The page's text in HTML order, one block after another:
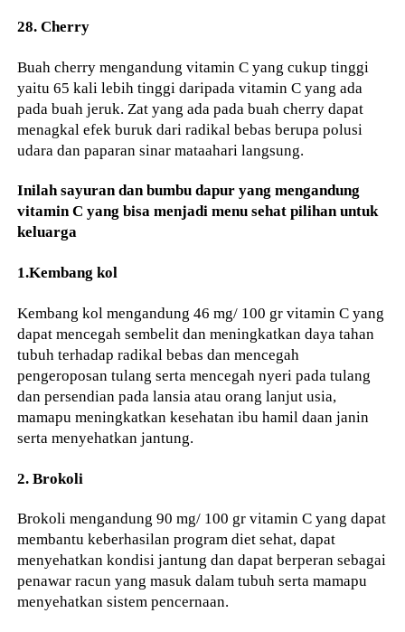
28. Cherry
Buah cherry mengandung vitamin C yang cukup tinggi
yaitu 65 kali lebih tinggi daripada vitamin C yang ada
pada buah jeruk. Zat yang ada pada buah cherry dapat
menagkal efek buruk dari radikal bebas berupa polusi
udara dan paparan sinar mataahari langsung.
Inilah sayuran dan bumbu dapur yang mengandung
vitamin C yang bisa menjadi menu sehat pilihan untuk
keluarga
1.Kembang kol
Kembang kol mengandung 46 mg/ 100 gr vitamin C yang
dapat mencegah sembelit dan meningkatkan daya tahan
tubuh terhadap radikal bebas dan mencegah
pengeroposan tulang serta mencegah nyeri pada tulang
dan persendian pada lansia atau orang lanjut usia,
mamapu meningkatkan kesehatan ibu hamil daan janin
serta menyehatkan jantung.
2. Brokoli
Brokoli mengandung 90 mg/ 100 gr vitamin C yang dapat
membantu keberhasilan program diet sehat, dapat
menyehatkan kondisi jantung dan dapat berperan sebagai
penawar racun yang masuk dalam tubuh serta mamapu
menyehatkan sistem pencernaan.